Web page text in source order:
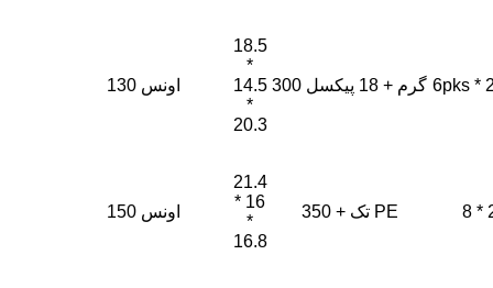
130 اونس
18.5
*
14.5
*
20.3
300 گرم + 18 پیکسل
150 اونس
21.4
* 16
*
16.8
350 + تک PE 8 *